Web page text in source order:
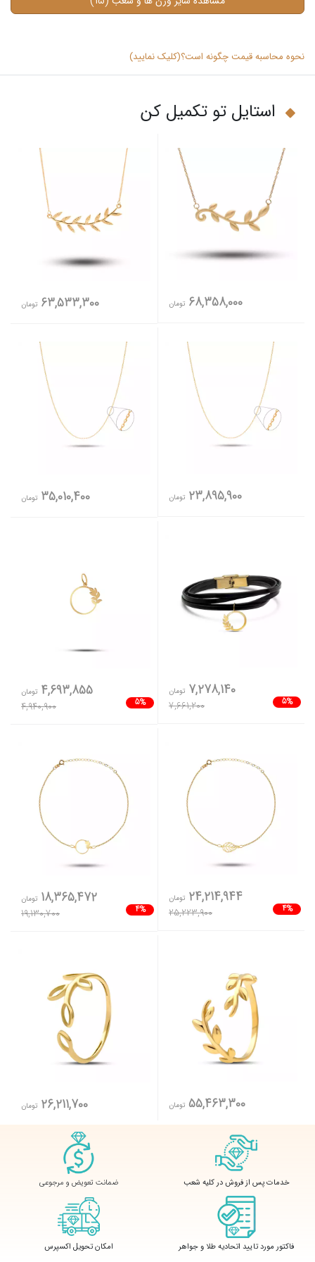
نحوه محاسبه قیمت چگونه است؟(کلیک نمایید)
استایل تو تکمیل کن
68,358,000 تومان 63,533,300 تومان
23,895,900 تومان 35,010,400 تومان
5%
7,278,140 تومان
7,661,200
5%
4,693,855 تومان
4,940,900
4%
24,214,944 تومان
25,223,900
4%
18,365,472 تومان
19,130,700
55,463,300 تومان 26,211,700 تومان
خدمات پس از فروش در کلیه شعب ضمانت تعویض و مرجوعی
فاکتور مورد تایید اتحادیه طلا و جواهر امکان تحویل اکسپرس